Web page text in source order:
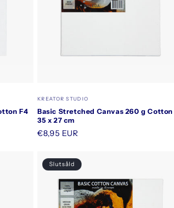
F4
Säljare:
KREATOR STUDIO
Basic Stretched Canvas 260 g Cotton
35 x 27 cm
Ordinarie
€8,95 EUR
Slutsåld